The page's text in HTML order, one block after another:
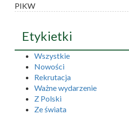
PIKW
Etykietki
Wszystkie
Nowości
Rekrutacja
Ważne wydarzenie
Z Polski
Ze świata